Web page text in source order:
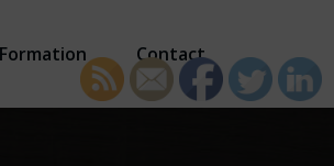
Formation Contact